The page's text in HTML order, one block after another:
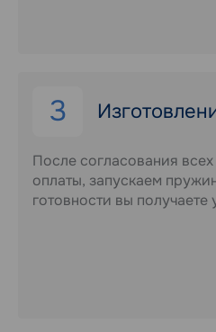
3
После согласования всех
оплаты, запускаем
готовности вы получаете